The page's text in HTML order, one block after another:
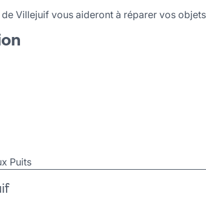
Villejuif vous aideront à réparer vos
Puits